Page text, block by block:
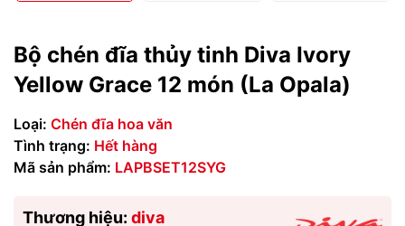
Bộ chén đĩa thủy tinh Diva Ivory
Yellow Grace 12 món (La Opala)
Loại: Chén đĩa hoa văn
Tình trạng: Hết hàng
Mã sản phẩm: LAPBSET12SYG
Thương hiệu: diva